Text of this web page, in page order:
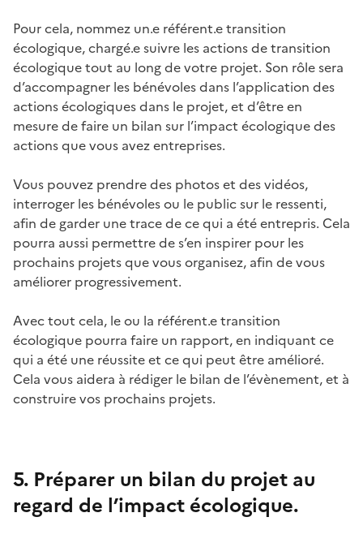
Pour cela, nommez un.e référent.e transition
écologique, chargé.e suivre les actions de transition
écologique tout au long de votre projet. Son rôle sera
d’accompagner les bénévoles dans l’application des
actions écologiques dans le projet, et d’être en
mesure de faire un bilan sur l’impact écologique des
actions que vous avez entreprises.
Vous pouvez prendre des photos et des vidéos,
interroger les bénévoles ou le public sur le ressenti,
afin de garder une trace de ce qui a été entrepris. Cela
pourra aussi permettre de s’en inspirer pour les
prochains projets que vous organisez, afin de vous
améliorer progressivement.
Avec tout cela, le ou la référent.e transition
écologique pourra faire un rapport, en indiquant ce
qui a été une réussite et ce qui peut être amélioré.
Cela vous aidera à rédiger le bilan de l’évènement, et à
construire vos prochains projets.
5. Préparer un bilan du projet au
regard de l’impact écologique.